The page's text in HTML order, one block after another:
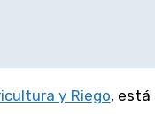
y Riego, está